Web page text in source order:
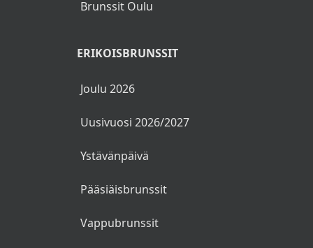
Brunssit Oulu
ERIKOISBRUNSSIT
Joulu 2026
Uusivuosi 2026/2027
Ystävänpäivä
Pääsiäisbrunssit
Vappubrunssit